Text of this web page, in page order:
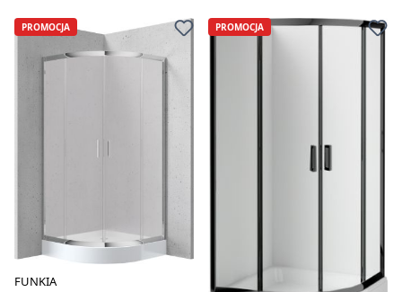
PROMOCJA
FUNKIA
PROMOCJA